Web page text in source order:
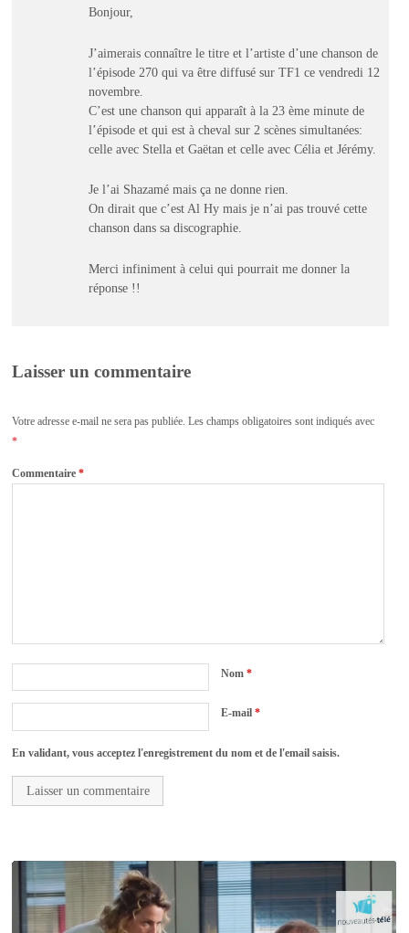
Bonjour,
J’aimerais connaître le titre et l’artiste d’une chanson de
l’épisode 270 qui va être diffusé sur TF1 ce vendredi 12
novembre.
C’est une chanson qui apparaît à la 23 ème minute de
l’épisode et qui est à cheval sur 2 scènes simultanées:
celle avec Stella et Gaëtan et celle avec Célia et Jérémy.
Je l’ai Shazamé mais ça ne donne rien.
On dirait que c’est Al Hy mais je n’ai pas trouvé cette
chanson dans sa discographie.
Merci infiniment à celui qui pourrait me donner la
réponse !!
Laisser un commentaire
Votre adresse e-mail ne sera pas publiée. Les champs obligatoires sont indiqués avec
*
Commentaire*
Nom*
E-mail*
En validant, vous acceptez l'enregistrement du nom et de l'email saisis.